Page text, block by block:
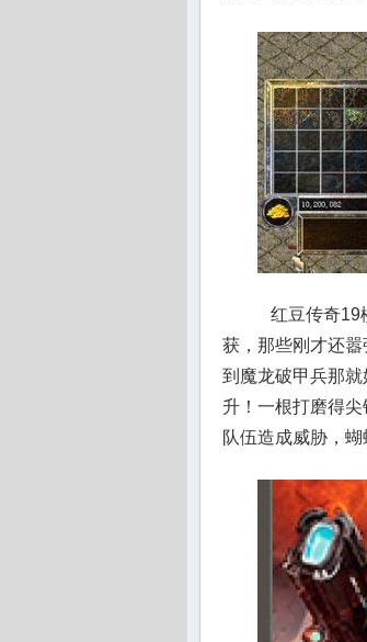
红豆传奇19
获，那些刚才还
到魔龙破甲兵那
升！一根打磨得
队伍造成威胁，